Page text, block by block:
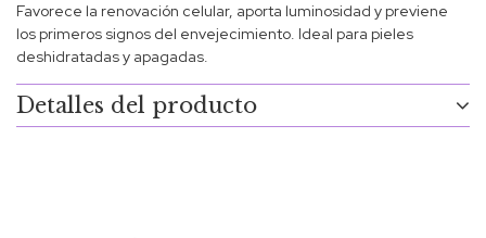
Favorece la renovación celular, aporta luminosidad y previene
los primeros signos del envejecimiento. Ideal para pieles
deshidratadas y apagadas.
Detalles del producto